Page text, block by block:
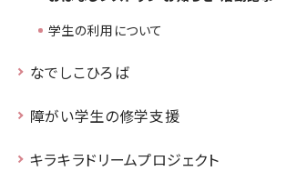
学生の利用について
なでしこひろば
障がい学生の修学支援
キラキラドリームプロジェクト